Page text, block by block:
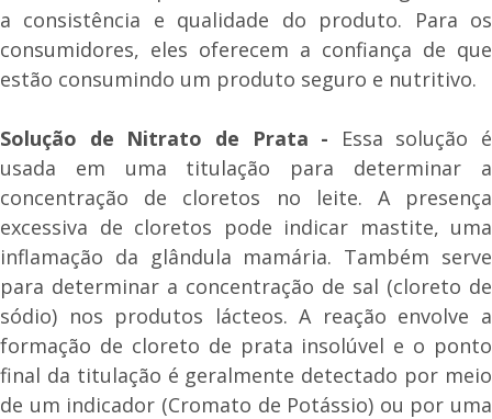
a consistência e qualidade do produto. Para os
consumidores, eles oferecem a confiança de que
estão consumindo um produto seguro e nutritivo.
Solução de Nitrato de Prata - Essa solução é
usada em uma titulação para determinar a
concentração de cloretos no leite. A presença
excessiva de cloretos pode indicar mastite, uma
inflamação da glândula mamária. Também serve
para determinar a concentração de sal (cloreto de
sódio) nos produtos lácteos. A reação envolve a
formação de cloreto de prata insolúvel e o ponto
final da titulação é geralmente detectado por meio
de um indicador (Cromato de Potássio) ou por uma